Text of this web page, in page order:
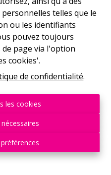
telles que le
ou les identifiants
pouvez toujours
page via l'option
cookies'.
de confidentialité.
les cookies